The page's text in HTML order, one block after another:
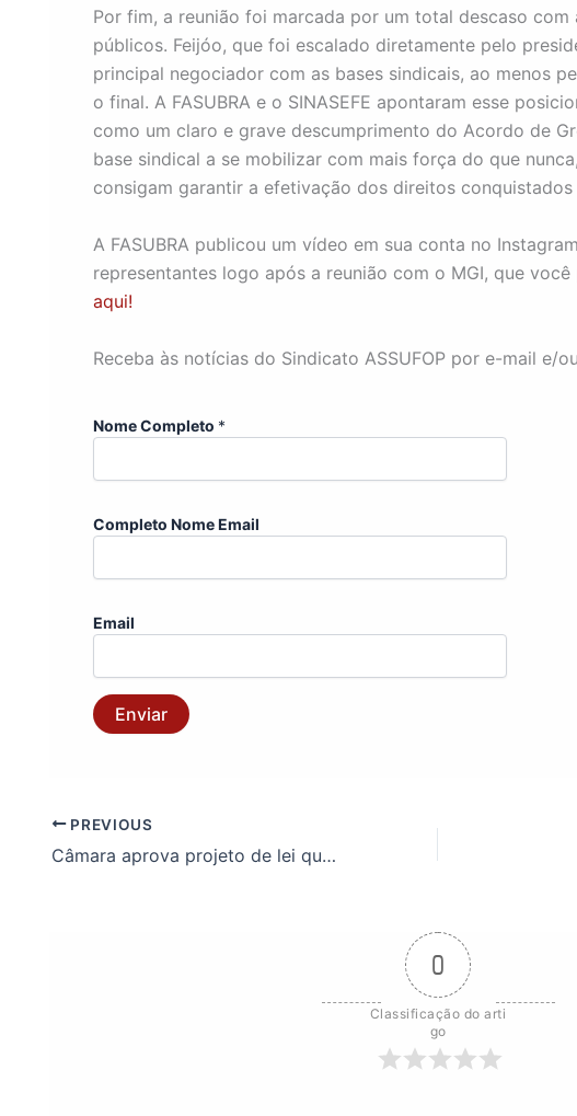
Por fim, a reunião foi marcada por um total descaso com
públicos. Feijóo, que foi escalado diretamente pelo
principal negociador com as bases sindicais, ao menos
o final. A FASUBRA e o SINASEFE apontaram esse
como um claro e grave descumprimento do Acordo de
base sindical a se mobilizar com mais força do que
consigam garantir a efetivação dos direitos
A FASUBRA publicou um vídeo em sua conta no
representantes logo após a reunião com o MGI, que
aqui!
Receba às notícias do Sindicato ASSUFOP por e-mail e/
Nome Completo *
Completo Nome Email
Email
Enviar
PREVIOUS
Câmara aprova projeto de lei que garante reajuste salarial e reestrutura a carreira dos TAEs
0
Classificação do arti
go